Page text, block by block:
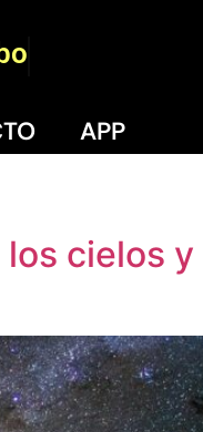
APP
cielos y